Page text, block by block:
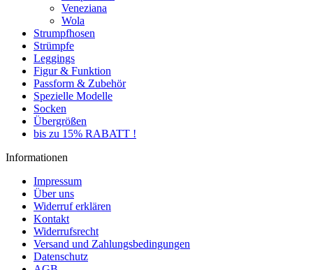
Veneziana
Wola
Strumpfhosen
Strümpfe
Leggings
Figur & Funktion
Passform & Zubehör
Spezielle Modelle
Socken
Übergrößen
bis zu 15% RABATT !
Informationen
Impressum
Über uns
Widerruf erklären
Kontakt
Widerrufsrecht
Versand und Zahlungsbedingungen
Datenschutz